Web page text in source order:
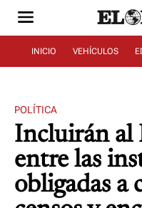
INICIO VEHÍCULOS
POLÍTICA
Incluirán al
entre las
obligadas a